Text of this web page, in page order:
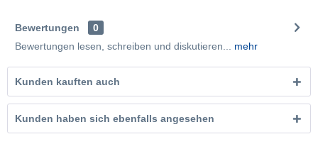
Bewertungen
0
Bewertungen lesen, schreiben und diskutieren...
mehr
Kunden kauften auch
Kunden haben sich ebenfalls angesehen